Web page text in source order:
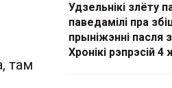
там
Удзельнікі злёту
паведамілі пра
прыніжэнні пасля
Хронікі рэпрэсій 4